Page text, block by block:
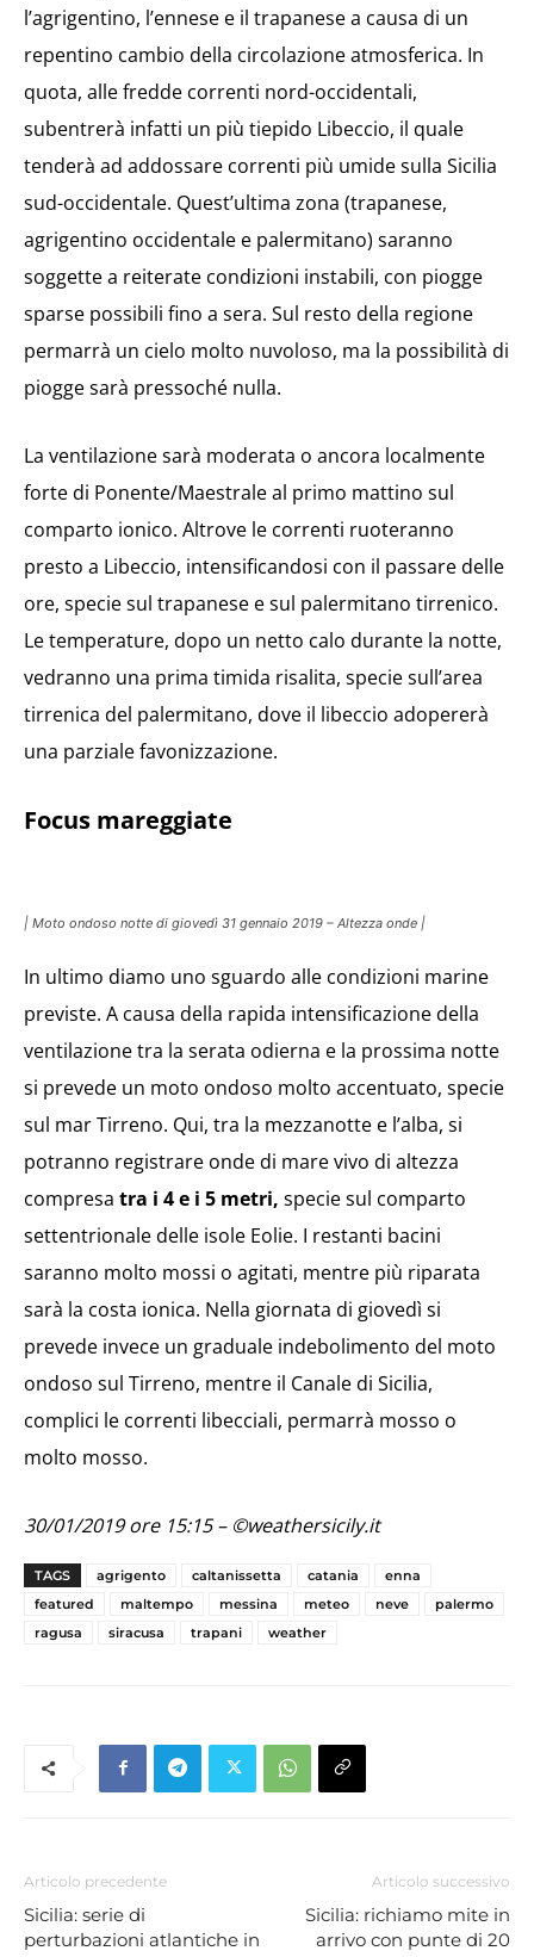
l’agrigentino, l’ennese e il trapanese a causa di un
repentino cambio della circolazione atmosferica. In
quota, alle fredde correnti nord-occidentali,
subentrerà infatti un più tiepido Libeccio, il quale
tenderà ad addossare correnti più umide sulla Sicilia
sud-occidentale. Quest’ultima zona (trapanese,
agrigentino occidentale e palermitano) saranno
soggette a reiterate condizioni instabili, con piogge
sparse possibili fino a sera. Sul resto della regione
permarrà un cielo molto nuvoloso, ma la possibilità di
piogge sarà pressoché nulla.
La ventilazione sarà moderata o ancora localmente
forte di Ponente/Maestrale al primo mattino sul
comparto ionico. Altrove le correnti ruoteranno
presto a Libeccio, intensificandosi con il passare delle
ore, specie sul trapanese e sul palermitano tirrenico.
Le temperature, dopo un netto calo durante la notte,
vedranno una prima timida risalita, specie sull’area
tirrenica del palermitano, dove il libeccio adopererà
una parziale favonizzazione.
Focus mareggiate
| Moto ondoso notte di giovedì 31 gennaio 2019 – Altezza onde |
In ultimo diamo uno sguardo alle condizioni marine
previste. A causa della rapida intensificazione della
ventilazione tra la serata odierna e la prossima notte
si prevede un moto ondoso molto accentuato, specie
sul mar Tirreno. Qui, tra la mezzanotte e l’alba, si
potranno registrare onde di mare vivo di altezza
compresa tra i 4 e i 5 metri, specie sul comparto
settentrionale delle isole Eolie. I restanti bacini
saranno molto mossi o agitati, mentre più riparata
sarà la costa ionica. Nella giornata di giovedì si
prevede invece un graduale indebolimento del moto
ondoso sul Tirreno, mentre il Canale di Sicilia,
complici le correnti libecciali, permarrà mosso o
molto mosso.
30/01/2019 ore 15:15 – ©weathersicily.it
TAGS agrigento caltanissetta catania
enna
featured
maltempo messina meteo neve
palermo
ragusa
siracusa trapani weather
Articolo precedente
Sicilia: serie di
perturbazioni atlantiche in
Articolo successivo
Sicilia: richiamo mite in
arrivo con punte di 20